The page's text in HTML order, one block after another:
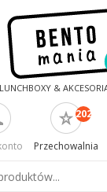
LUNCHBOXY &
202
Przechowalnia